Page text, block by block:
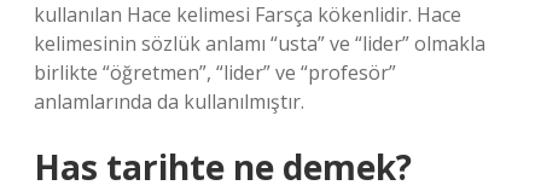
kullanılan Hace kelimesi Farsça kökenlidir. Hace
kelimesinin sözlük anlamı “usta” ve “lider” olmakla
birlikte “öğretmen”, “lider” ve “profesör”
anlamlarında da kullanılmıştır.
Has tarihte ne demek?